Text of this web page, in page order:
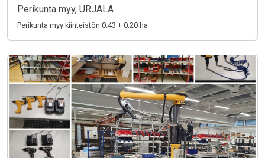
Perikunta myy, URJALA
Perikunta myy kiinteistön 0.43 + 0.20 ha